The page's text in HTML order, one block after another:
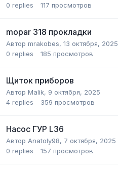
0 replies 117 просмотров
mopar 318 прокладки
Автор mrakobes, 13 октября, 2025
0 replies 185 просмотров
Щиток приборов
Автор Malik, 9 октября, 2025
4 replies 359 просмотров
Насос ГУР L36
Автор Anatoly98, 7 октября, 2025
0 replies 157 просмотров